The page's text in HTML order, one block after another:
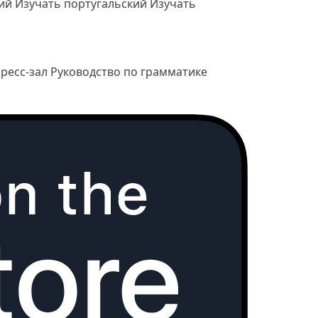
Изучать португальский Изучать
зал Руководство по грамматике